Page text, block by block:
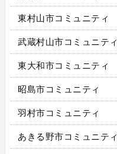
東村山市コミュニティ
武蔵村山市コミュニティ
東大和市コミュニティ
昭島市コミュニティ
羽村市コミュニティ
あきる野市コミュニティ